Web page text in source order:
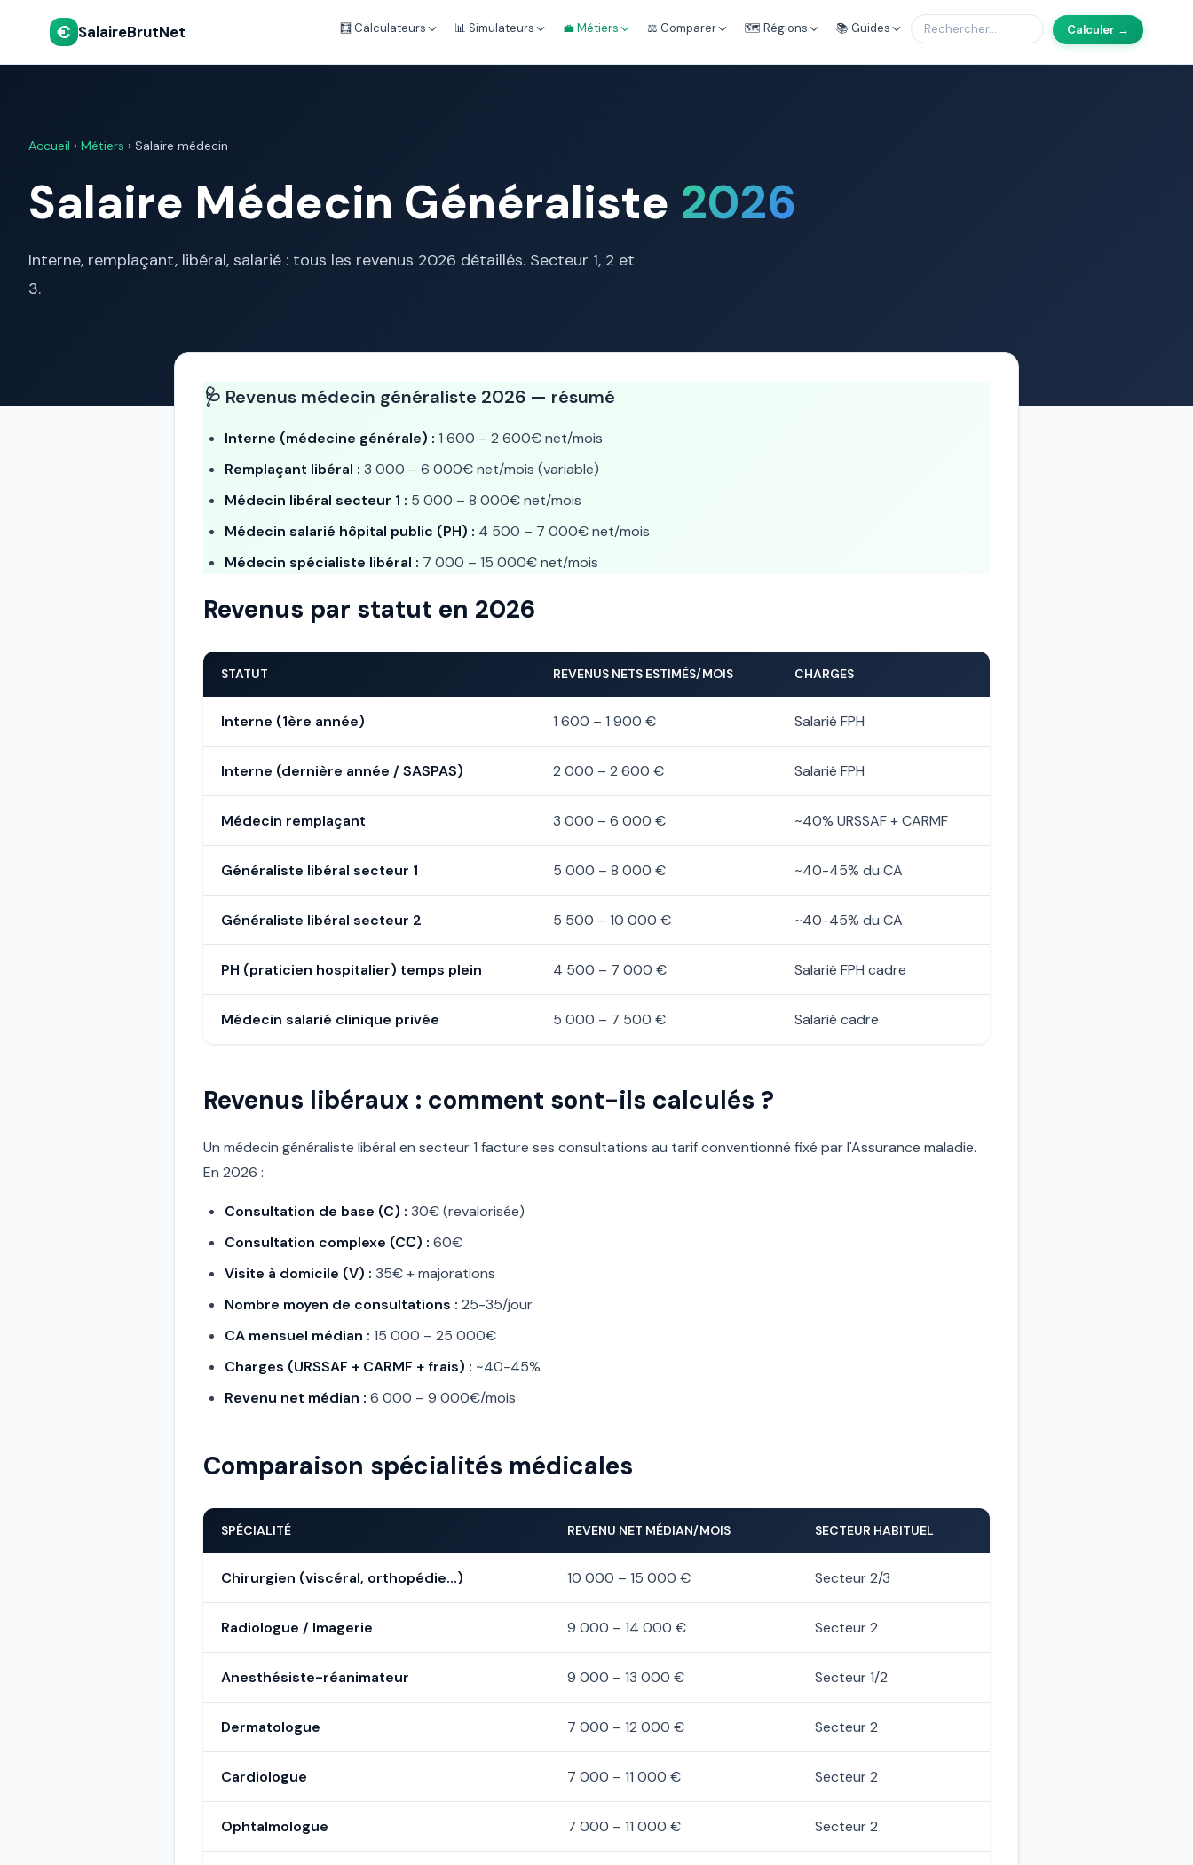
€ SalaireBrutNet 🧮 Calculateurs 📊 Simulateurs 💼 Métiers ⚖️ Comparer 🗺️ Régions 📚 Guides Calculer →
Accueil › Métiers › Salaire médecin
Salaire Médecin Généraliste 2026
Interne, remplaçant, libéral, salarié : tous les revenus 2026 détaillés. Secteur 1, 2 et
3.
🩺 Revenus médecin généraliste 2026 — résumé
Interne (médecine générale) : 1 600 – 2 600€ net/mois
Remplaçant libéral : 3 000 – 6 000€ net/mois (variable)
Médecin libéral secteur 1 : 5 000 – 8 000€ net/mois
Médecin salarié hôpital public (PH) : 4 500 – 7 000€ net/mois
Médecin spécialiste libéral : 7 000 – 15 000€ net/mois
Revenus par statut en 2026
STATUT REVENUS NETS ESTIMÉS/MOIS CHARGES
Interne (1ère année) 1 600 – 1 900 € Salarié FPH
Interne (dernière année / SASPAS) 2 000 – 2 600 € Salarié FPH
Médecin remplaçant 3 000 – 6 000 € ~40% URSSAF + CARMF
Généraliste libéral secteur 1 5 000 – 8 000 € ~40-45% du CA
Généraliste libéral secteur 2 5 500 – 10 000 € ~40-45% du CA
PH (praticien hospitalier) temps plein 4 500 – 7 000 € Salarié FPH cadre
Médecin salarié clinique privée 5 000 – 7 500 € Salarié cadre
Revenus libéraux : comment sont-ils calculés ?
Un médecin généraliste libéral en secteur 1 facture ses consultations au tarif conventionné fixé par l'Assurance maladie.
En 2026 :
Consultation de base (C) : 30€ (revalorisée)
Consultation complexe (CС) : 60€
Visite à domicile (V) : 35€ + majorations
Nombre moyen de consultations : 25-35/jour
CA mensuel médian : 15 000 – 25 000€
Charges (URSSAF + CARMF + frais) : ~40-45%
Revenu net médian : 6 000 – 9 000€/mois
Comparaison spécialités médicales
SPÉCIALITÉ REVENU NET MÉDIAN/MOIS SECTEUR HABITUEL
Chirurgien (viscéral, orthopédie…) 10 000 – 15 000 € Secteur 2/3
Radiologue / Imagerie 9 000 – 14 000 € Secteur 2
Anesthésiste-réanimateur 9 000 – 13 000 € Secteur 1/2
Dermatologue 7 000 – 12 000 € Secteur 2
Cardiologue 7 000 – 11 000 € Secteur 2
Ophtalmologue 7 000 – 11 000 € Secteur 2